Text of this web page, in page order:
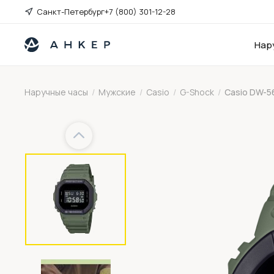
Санкт-Петербург+7 (800) 301-12-28
Наручные часы / Мужские / Casio / G-Shock / Casio DW-
Previous